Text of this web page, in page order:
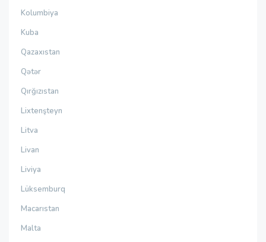
Kolumbiya
Kuba
Qazaxıstan
Qətər
Qırğızıstan
Lixtenşteyn
Litva
Livan
Liviya
Lüksemburq
Macarıstan
Malta